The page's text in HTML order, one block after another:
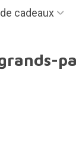
cadeaux